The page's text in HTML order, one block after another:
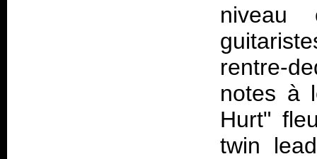
niveau
rentre-
notes à
Hurt"
twin